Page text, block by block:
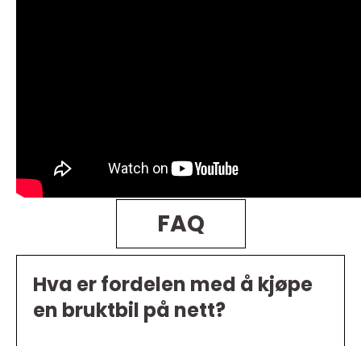
FAQ
Hva er fordelen med å kjøpe
en bruktbil på nett?